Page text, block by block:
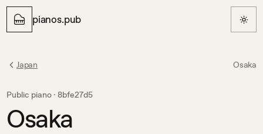
pianos.pub
Japan Osaka
Public piano · 8bfe27d5
Osaka